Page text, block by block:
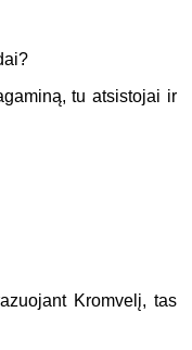
tu atsistojai ir
Kromvelį, tas